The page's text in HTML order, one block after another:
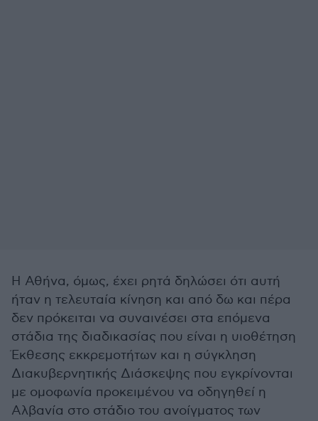
Η Αθήνα, όμως, έχει ρητά δηλώσει ότι αυτή
ήταν η τελευταία κίνηση και από δω και πέρα
δεν πρόκειται να συναινέσει στα επόμενα
στάδια της διαδικασίας που είναι η υιοθέτηση
Έκθεσης εκκρεμοτήτων και η σύγκληση
Διακυβερνητικής Διάσκεψης που εγκρίνονται
με ομοφωνία προκειμένου να οδηγηθεί η
Αλβανία στο στάδιο του ανοίγματος των